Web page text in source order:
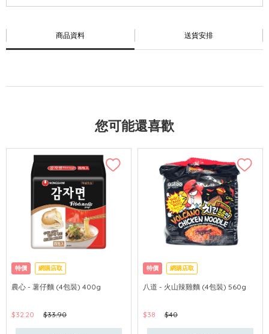
商品資料 送貨安排
您可能還喜歡
特價 網購店取
農心 - 薯仔麵 (4包裝) 400g
$32.20 $33.90
特價 網購店取
八道 - 火山辣雞麵 (4包裝) 560g
$38 $40